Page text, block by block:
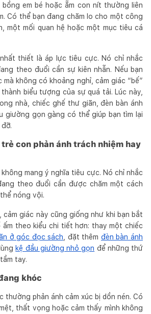
em bé hoặc ẵm con nít thường liên
Có thể bạn đang chăm lo cho một công
một mối quan hệ hoặc một mục tiêu cá
thiết là áp lực tiêu cực. Nó chỉ nhắc
theo đuổi cần sự kiên nhẫn. Nếu bạn
mà không có khoảng nghỉ, cảm giác “bế”
biểu tượng của sự quá tải. Lúc này,
nhà, chiếc ghế thư giãn, đèn bàn ánh
giường gọn gàng có thể giúp bạn tìm lại
con phản ánh trách nhiệm hay
mang ý nghĩa tiêu cực. Nó chỉ nhắc
theo đuổi cần được chăm một cách
nóng vội.
giác này cũng giống như khi bạn bắt
theo kiểu chi tiết hơn: thay một chiếc
ở góc đọc sách , đặt thêm đèn bàn ánh
kệ đầu giường nhỏ gọn để những thứ
tay.
khóc
thường phản ánh cảm xúc bị dồn nén. Có
thất vọng hoặc cảm thấy mình không